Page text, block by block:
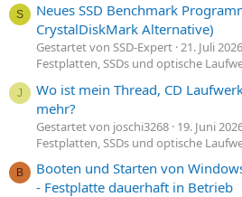
S
Neues SSD Benchmark
CrystalDiskMark Alternative)
Gestartet von SSD-Expert 21. Juli 2026
Festplatten, SSDs und optische
J
Wo ist mein Thread, CD
mehr?
Gestartet von joschi3268 19. Juni
Festplatten, SSDs und optische
B
Booten und Starten von
- Festplatte dauerhaft in Betrieb